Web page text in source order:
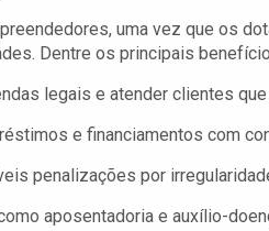
uma vez que os
Dentre os principais
legais e atender clientes
e financiamentos com
penalizações por
aposentadoria e auxílio-